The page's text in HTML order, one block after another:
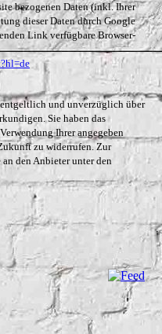
bezogenen Daten (inkl. Ihrer
dieser Daten durch Google
Link verfügbare Browser-
und unverzüglich über
Sie haben das
Ihrer angegeben
zu widerrufen. Zur
den Anbieter unter den